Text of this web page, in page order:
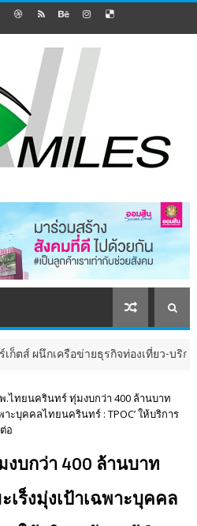
ธุรกิจท่องเที่ยว-บริการ จัด Food &
.ไทยนครินทร์ ทุ่มงบกว่า 400 ล้านบาท
าะบุคคลไทยนครินทร์ : TPOC’ ให้บริการ
อ
บกว่า 400 ล้านบาท
เร็งมุ่งเป้าเฉพาะบุคคล